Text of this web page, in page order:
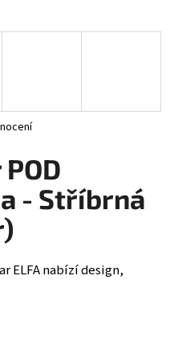
- Stříbrná
ELFA nabízí design,